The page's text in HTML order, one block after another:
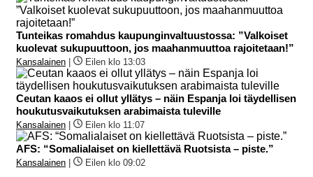
Tunteikas romahdus kaupunginvaltuustossa: ”Valkoiset
kuolevat sukupuuttoon, jos maahanmuuttoa rajoitetaan!”
Kansalainen Eilen klo 13:03
Ceutan kaaos ei ollut yllätys – näin Espanja loi täydellisen
houkutusvaikutuksen arabimaista tuleville
Kansalainen Eilen klo 11:07
AFS: “Somalialaiset on kiellettävä Ruotsista – piste.”
Kansalainen Eilen klo 09:02